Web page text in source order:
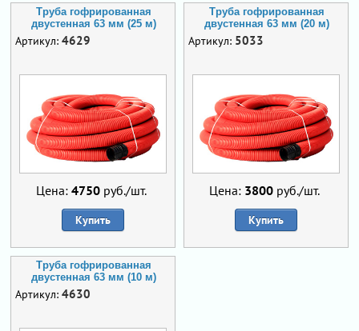
Труба гофрированная
двустенная 63 мм (25 м)
Артикул: 4629
Цена: 4750руб./шт.
Купить
Труба гофрированная
двустенная 63 мм (20 м)
Артикул: 5033
Цена: 3800руб./шт.
Купить
Труба гофрированная
двустенная 63 мм (10 м)
Артикул: 4630